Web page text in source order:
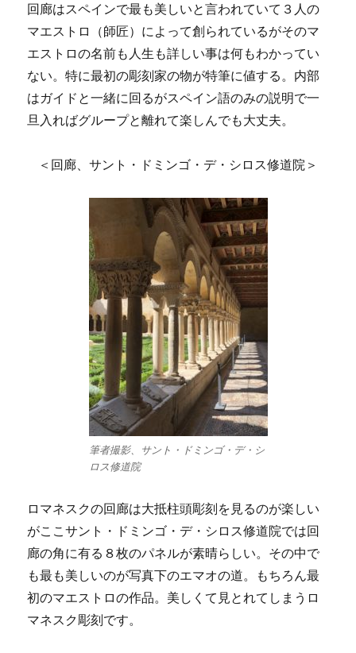
回廊はスペインで最も美しいと言われていて３人の
マエストロ（師匠）によって創られているがそのマ
エストロの名前も人生も詳しい事は何もわかってい
ない。特に最初の彫刻家の物が特筆に値する。内部
はガイドと一緒に回るがスペイン語のみの説明で一
旦入ればグループと離れて楽しんでも大丈夫。
＜回廊、サント・ドミンゴ・デ・シロス修道院＞
筆者撮影、サント・ドミンゴ・デ・シ
ロス修道院
ロマネスクの回廊は大抵柱頭彫刻を見るのが楽しい
がここサント・ドミンゴ・デ・シロス修道院では回
廊の角に有る８枚のパネルが素晴らしい。その中で
も最も美しいのが写真下のエマオの道。もちろん最
初のマエストロの作品。美しくて見とれてしまうロ
マネスク彫刻です。